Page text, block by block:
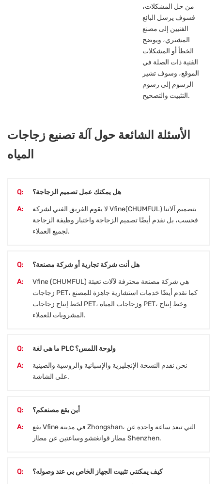
من حل المشكلات،
فسوف يرسل البائع
الفنيين إلى مصنع
المشتري، ويوضح
الخطأ أو المشكلات
الفنية ذات الصلة في
الموقع، وسوف تشير
الرسوم إلى رسوم
التثبيت والتصحيح.
الأسئلة الشائعة حول آلة تصنيع زجاجات
المياه
Q: هل يمكنك عمل تصميم الزجاجة؟
A:
لا يقوم الفريق الفني لشركة Vfine(CHUMFUL) بتصميم آلاتنا
فحسب، بل نقدم أيضًا تصميم الزجاجة واختبار وظيفة الزجاجة
لجميع العملاء.
Q: هل أنت شركة تجارية أو شركة مصنعة؟
A:
Vfine (CHUMFUL) هي شركة مصنعة محترفة لآلات تعبئة
زجاجات PET، كما نقدم أيضًا خدمات استشارية جاهزة للمصنع
لخط إنتاج زجاجات PET، وزجاجات المياه PET، وخط إنتاج
المشروبات للعملاء.
Q: ما هي لغة PLC ولوحة اللمس؟
A:
نحن نقدم النسخة الإنجليزية والإسبانية والروسية والصينية
على الشاشة.
Q: أين يقع مصنعكم؟
A:
يقع Vfine في مدينة Zhongshan، التي تبعد ساعة واحدة عن
مطار قوانغتشو وساعتين عن مطار Shenzhen.
Q: كيف يمكنني تثبيت الجهاز الخاص بي عند وصوله؟